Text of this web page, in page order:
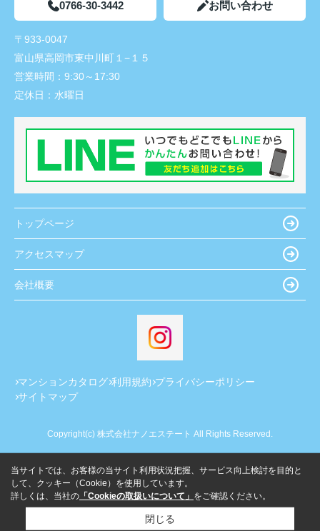
0766-30-3442 お問い合わせ
〒933-0047
富山県高岡市東中川町１−１５
営業時間： 9:30～17:30
定休日： 水曜日
トップページ
アクセスマップ
会社概要
マンションカタログ 利用規約 プライバシーポリシー
サイトマップ
Copyright(c) 株式会社ナノエステート All Rights Reserved.
当サイトでは、お客様の当サイト利用状況把握、サービス向上検討を目的と
して、クッキー（Cookie）を使用しています。
詳しくは、当社の 「Cookieの取扱いについて」 をご確認ください。
閉じる